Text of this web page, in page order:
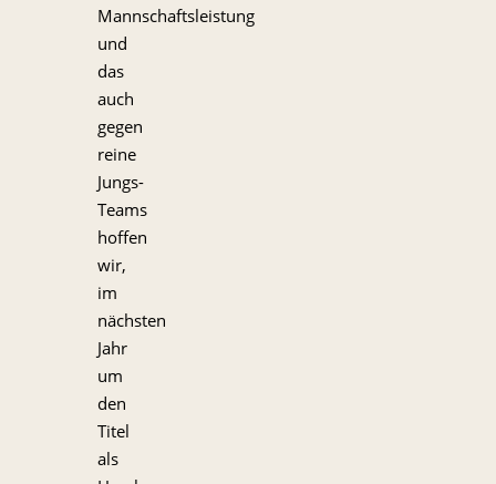
Mannschaftsleistung
und
das
auch
gegen
reine
Jungs-
Teams
hoffen
wir,
im
nächsten
Jahr
um
den
Titel
als